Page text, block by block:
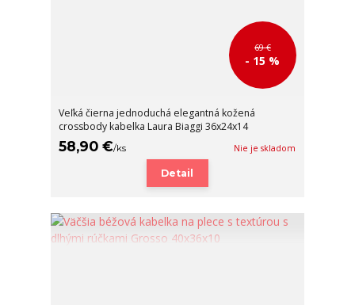
69 €
- 15 %
Veľká čierna jednoduchá elegantná kožená
crossbody kabelka Laura Biaggi 36x24x14
58,90 €/ks Nie je skladom
Detail